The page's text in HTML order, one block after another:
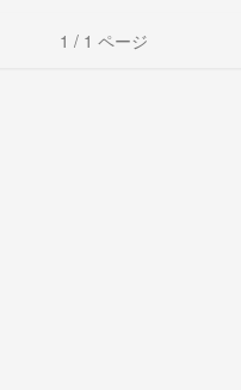
1 / 1 ページ